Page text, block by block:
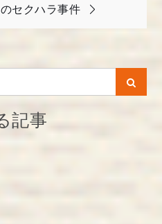
セクハラ事件
記事